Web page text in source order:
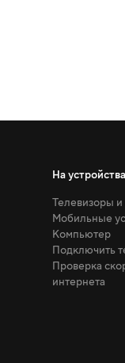
На
Телевизоры
Мобильные
Компьютер
Подключить
Проверка
интернета